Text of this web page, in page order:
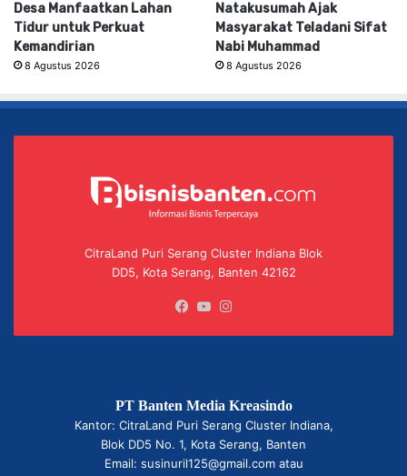
Desa Manfaatkan Lahan
Tidur untuk Perkuat
Kemandirian
8 Agustus 2026
Natakusumah Ajak
Masyarakat Teladani Sifat
Nabi Muhammad
8 Agustus 2026
CitraLand Puri Serang Cluster Indiana Blok
DD5, Kota Serang, Banten 42162
Facebook
YouTube
PT Banten Media Kreasindo
Kantor: CitraLand Puri Serang Cluster Indiana,
Blok DD5 No. 1, Kota Serang, Banten
Email: susinuril125@gmail.com atau